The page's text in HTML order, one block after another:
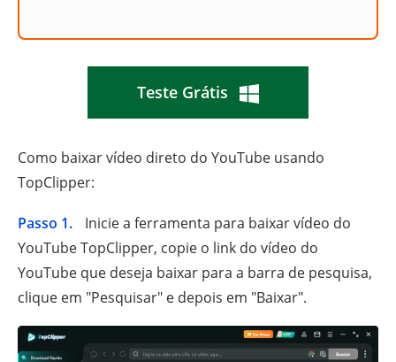
Teste Grátis
Como baixar vídeo direto do YouTube usando
TopClipper:
Passo 1.
Inicie a ferramenta para baixar vídeo do
YouTube TopClipper, copie o link do vídeo do
YouTube que deseja baixar para a barra de pesquisa,
clique em "Pesquisar" e depois em "Baixar".